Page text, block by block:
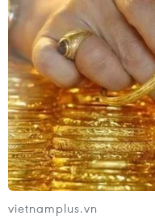
vietnamplus.vn